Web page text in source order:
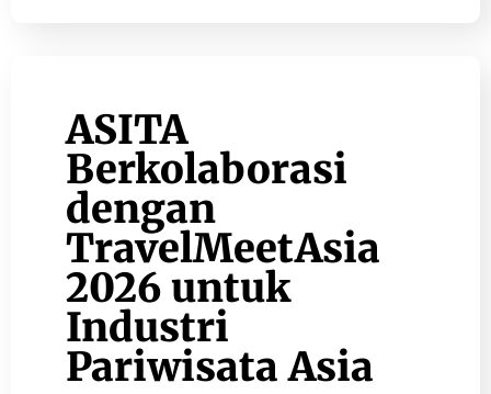
ASITA
Berkolaborasi
dengan
TravelMeetAsia
2026 untuk
Industri
Pariwisata Asia